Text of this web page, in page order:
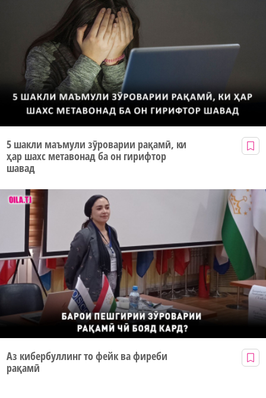
5 шакли маъмули зӯроварии рақамӣ, ки
ҳар шахс метавонад ба он гирифтор
шавад
Аз кибербуллинг то фейк ва фиреби
рақамӣ